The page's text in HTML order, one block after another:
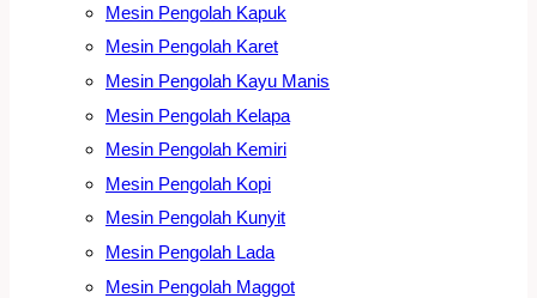
Mesin Pengolah Kapuk
Mesin Pengolah Karet
Mesin Pengolah Kayu Manis
Mesin Pengolah Kelapa
Mesin Pengolah Kemiri
Mesin Pengolah Kopi
Mesin Pengolah Kunyit
Mesin Pengolah Lada
Mesin Pengolah Maggot